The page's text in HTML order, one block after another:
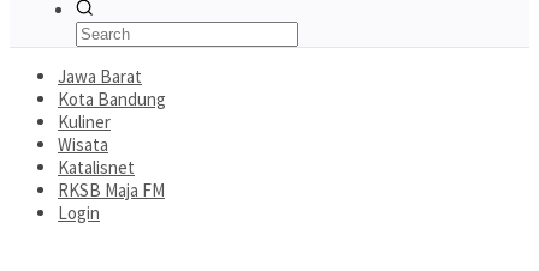
Jawa Barat
Kota Bandung
Kuliner
Wisata
Katalisnet
RKSB Maja FM
Login